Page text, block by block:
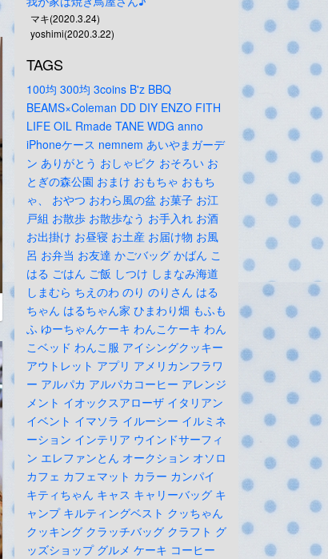
マキ(2020.3.24)
yoshimi(2020.3.22)
TAGS
100均 300均 3coins B'z BBQ
BEAMS×Coleman DD DIY ENZO FITH
LIFE OIL Rmade TANE WDG anno
iPhoneケース nemnem あいやまガーデ
ン ありがとう おしゃピク おそろい お
とぎの森公園 おまけ おもちゃ おもち
ゃ、
おやつ おわら風の盆 お菓子 お江
戸組 お散歩 お散歩なう お手入れ お酒
お出掛け お昼寝 お土産 お届け物 お風
呂 お弁当 お友達 かごバッグ かばん こ
はる ごはん ご飯 しつけ しまなみ海道
しまむら ちえのわ のり のりさん はる
ちゃん はるちゃん家 ひまわり畑 もふも
ふ ゆーちゃんケーキ わんこケーキ わん
こベッド わんこ服 アイシングクッキー
アウトレット アプリ アメリカンフラワ
ー アルパカ アルパカコーヒー アレンジ
メント イオックスアローザ イタリアン
イベント イマソラ イルーシー イルミネ
ーション インテリア ウインドサーフィ
ン エレファンとん オークション オソロ
カフェ カフェマット カラー カンパイ
キティちゃん キャス キャリーバッグ キ
ャンプ キルティングベスト クッちゃん
クッキング クラッチバッグ クラフト グ
ッズショップ グルメ ケーキ コーヒー